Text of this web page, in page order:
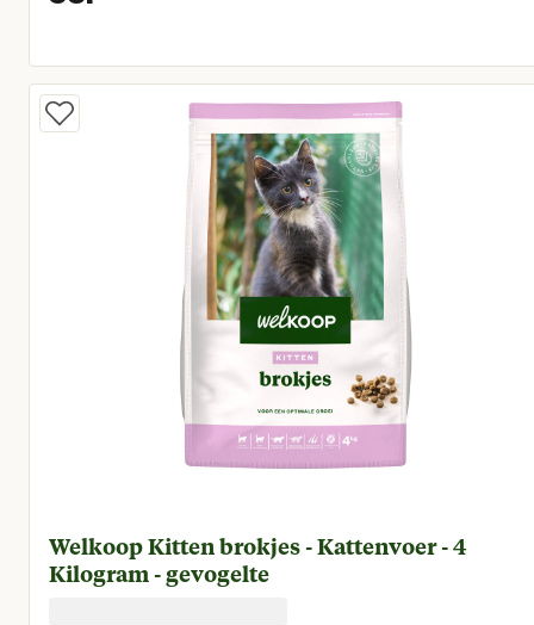
Huidige prijs € 53,50
Welkoop Kitten brokjes - Kattenvoer - 4
Kilogram - gevogelte